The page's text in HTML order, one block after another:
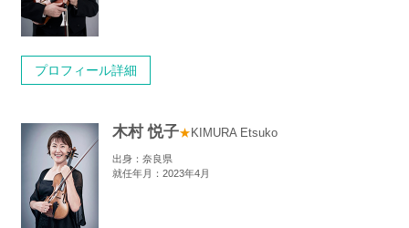
プロフィール詳細
木村 悦子★KIMURA Etsuko
出身：奈良県
就任年月：2023年4月